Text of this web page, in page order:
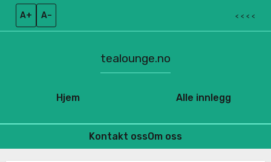
A+ A– < < < <
Hjem
tealounge.no
Alle innlegg
Kontakt ossOm oss